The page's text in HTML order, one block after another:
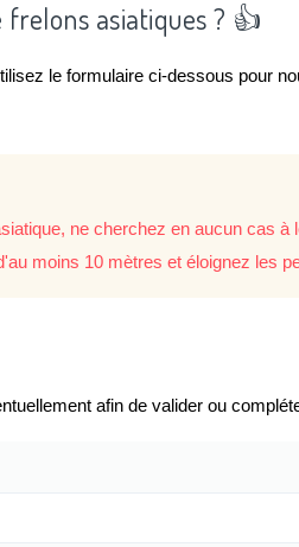
asiatiques ? 👍
le formulaire ci-dessous pour
ne cherchez en aucun cas
moins 10 mètres et éloignez les
afin de valider ou